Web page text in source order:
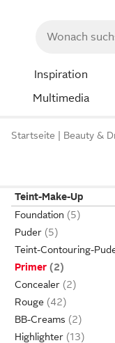
Inspiration
Multimedia
Startseite Beauty &
Teint-Make-Up
Foundation
Puder
Teint-Contouring-
Primer
Concealer
Rouge
BB-Creams
Highlighter